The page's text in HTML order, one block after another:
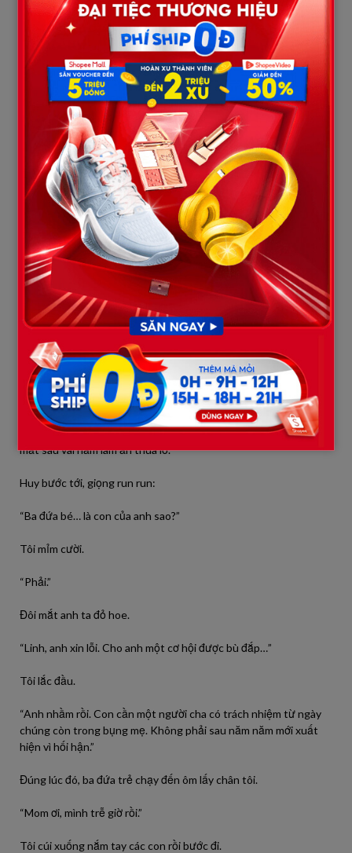
“Linh…?”
Tôi bình thản nhìn anh ta như nhìn một người xa lạ.
Lúc ấy, hiệu trưởng cùng nhiều phụ huynh tiến đến bắt tay tôi
đầy kính trọng.
“Chào chị Linh, cảm ơn chị đã tài trợ thêm thư viện cho các
Huy ngơ ngác. Sau khi ly hôn, anh ta mới biết tờ giấy siêu âm
hôm đó không phải kết quả khám bệnh bình thường.
Tôi đã mang thai.
Và không phải một, mà là ba đứa con.
Nhưng lúc ấy mọi thứ đã quá muộn.
Trong suốt năm năm qua, tôi một mình nuôi con, mở công ty
riêng từ số vốn ít ỏi tích góp được. Nhờ nỗ lực không ngừng,
doanh nghiệp của tôi ngày càng phát triển.
Còn Huy thì không có cuộc sống như anh ta từng mơ.
Người phụ nữ giàu có kia sinh con không lâu thì ly hôn. Chiếc
ghế giám đốc mà anh ta đánh đổi cả gia đình để có được cũng
mất sau vài năm làm ăn thua lỗ.
Huy bước tới, giọng run run:
“Ba đứa bé… là con của anh sao?”
Tôi mỉm cười.
“Phải.”
Đôi mắt anh ta đỏ hoe.
“Linh, anh xin lỗi. Cho anh một cơ hội được bù đắp…”
Tôi lắc đầu.
“Anh nhầm rồi. Con cần một người cha có trách nhiệm từ ngày
chúng còn trong bụng mẹ. Không phải sau năm năm mới xuất
hiện vì hối hận.”
Đúng lúc đó, ba đứa trẻ chạy đến ôm lấy chân tôi.
“Mom ơi, mình trễ giờ rồi.”
Tôi cúi xuống nắm tay các con rồi bước đi.